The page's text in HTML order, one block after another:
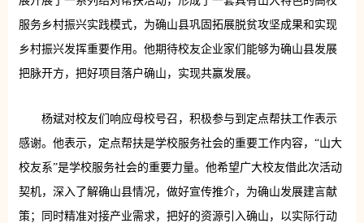
服务乡村振兴实践模式，为确山县巩固拓展脱贫攻坚成果和实现
乡村振兴发挥重要作用。他期待校友企业家们能够为确山县发展
把脉开方，把好项目落户确山，实现共赢发展。
杨斌对校友们响应母校号召，积极参与到定点帮扶工作表示
感谢。他表示，定点帮扶是学校服务社会的重要工作内容，“山大
校友系”是学校服务社会的重要力量。他希望广大校友借此次活动
契机，深入了解确山县情况，做好宣传推介，为确山发展建言献
策；同时精准对接产业需求，把好的资源引入确山，以实际行动